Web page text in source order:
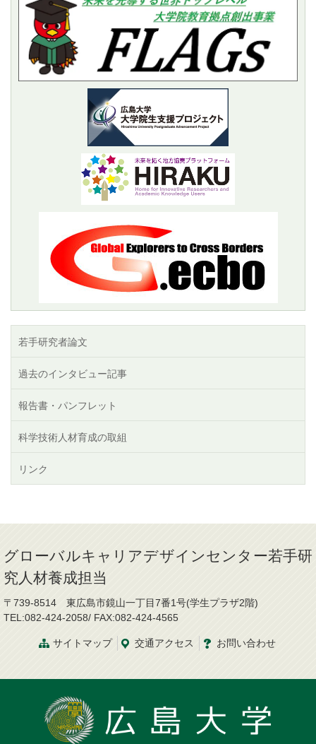
若手研究者論文
過去のインタビュー記事
報告書・パンフレット
科学技術人材育成の取組
リンク
グローバルキャリアデザインセンター若手研
究人材養成担当
〒739-8514 東広島市鏡山一丁目7番1号(学生プラザ2階)
TEL:082-424-2058/ FAX:082-424-4565
サイトマップ 交通アクセス お問い合わせ